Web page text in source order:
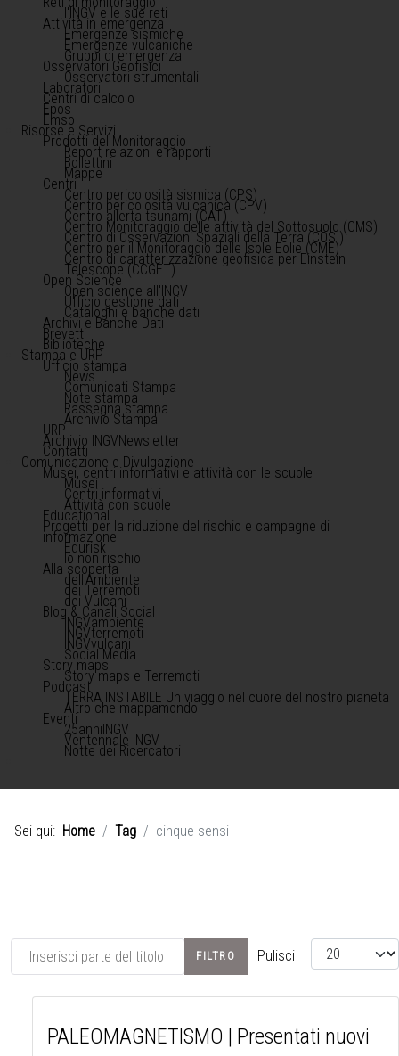
l'INGV e le sue reti
Attività in emergenza
Emergenze sismiche
Emergenze vulcaniche
Gruppi di emergenza
Osservatori Geofisici
Osservatori strumentali
Laboratori
Centri di calcolo
Epos
Emso
Risorse e Servizi
Prodotti del Monitoraggio
Report relazioni e rapporti
Bollettini
Mappe
Centri
Centro pericolosità sismica (CPS)
Centro pericolosità vulcanica (CPV)
Centro allerta tsunami (CAT)
Centro Monitoraggio delle attività del Sottosuolo (CMS)
Centro di Osservazioni Spaziali della Terra (COS )
Centro per il Monitoraggio delle Isole Eolie (CME)
Centro di caratterizzazione geofisica per Einstein
Telescope (CCGET)
Open Science
Open science all'INGV
Ufficio gestione dati
Cataloghi e banche dati
Archivi e Banche Dati
Brevetti
Biblioteche
Stampa e URP
Ufficio stampa
News
Comunicati Stampa
Note stampa
Rassegna stampa
Archivio Stampa
URP
Archivio INGVNewsletter
Contatti
Comunicazione e Divulgazione
Musei, centri informativi e attività con le scuole
Musei
Centri informativi
Attività con scuole
Educational
Progetti per la riduzione del rischio e campagne di
informazione
Edurisk
Io non rischio
Alla scoperta
dell'Ambiente
dei Terremoti
dei Vulcani
Blog & Canali Social
INGVambiente
INGVterremoti
INGVvulcani
Social Media
Story maps
Story maps e Terremoti
Podcast
TERRA INSTABILE Un viaggio nel cuore del nostro pianeta
Altro che mappamondo
Eventi
25anniINGV
Ventennale INGV
Notte dei Ricercatori
Sei qui: Home Tag cinque sensi
Inserisci parte del titolo FILTRO Pulisci Visualizza #
PALEOMAGNETISMO | Presentati nuovi